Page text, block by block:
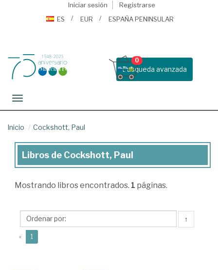
Iniciar sesión
Registrarse
ES
EUR ESPAÑA PENINSULAR
Busqueda avanzada
0
Toggle navigation
Inicio Cockshott, Paul
Libros
Cockshott,
Libros de Cockshott, Paul
Mostrando libros encontrados. 1 páginas.
↑
« 1